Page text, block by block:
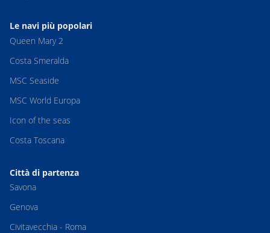
Le navi più popolari
Queen Mary 2
Costa Smeralda
MSC Seaside
MSC World Europa
Icon of the seas
Costa Toscana
Città di partenza
Savona
Genova
Civitavecchia - Roma